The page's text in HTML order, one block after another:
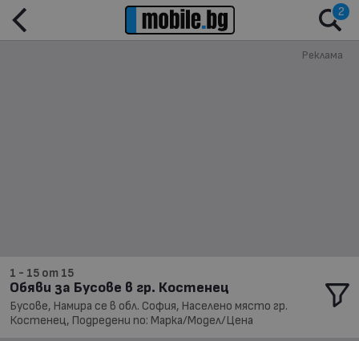
Реклама
2
1 - 15 от 15
Обяви за Бусове в гр. Костенец
Бусове, Намира се в обл. София, Населено място гр.
Костенец, Подредени по: Марка/Модел/Цена